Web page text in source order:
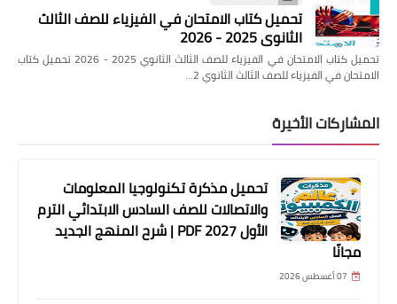
تحميل كتاب الامتحان في الفيزياء للصف الثالث
الثانوي 2025 - 2026
تحميل كتاب الامتحان في الفيزياء للصف الثالث الثانوي 2025 - 2026 تحميل كتاب
الامتحان في الفيزياء للصف الثالث الثانوي 2…
المشاركات الأخيرة
تحميل مذكرة تكنولوجيا المعلومات
والاتصالات للصف السادس الابتدائي الترم
الأول 2027 PDF | شرح المنهج الجديد
مجانًا
07 أغسطس 2026